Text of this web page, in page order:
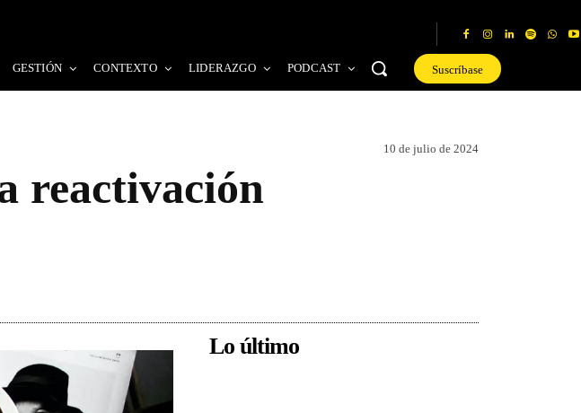
GESTIÓN CONTEXTO LIDERAZGO PODCAST Suscríbase
10 de julio de 2024
reactivación
Lo último